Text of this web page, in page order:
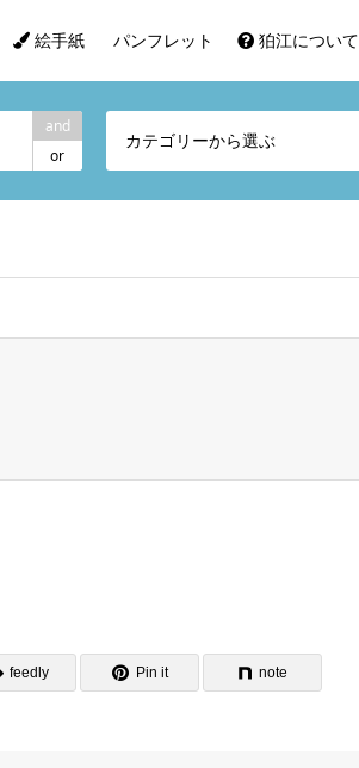
絵手紙 パンフレット 狛江について
and
or
カテゴリーから選ぶ
feedly Pin it note